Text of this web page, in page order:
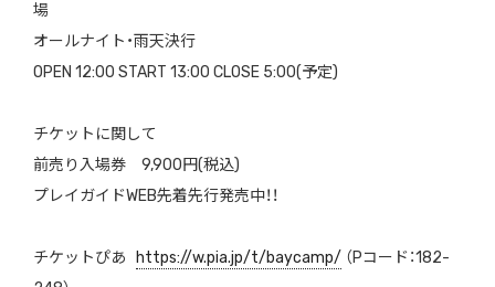
場
オールナイト・雨天決行
OPEN 12:00 START 13:00 CLOSE 5:00(予定)
チケットに関して
前売り入場券 9,900円(税込)
プレイガイドWEB先着先行発売中！！
チケットぴあ https://w.pia.jp/t/baycamp/ （Pコード：182-